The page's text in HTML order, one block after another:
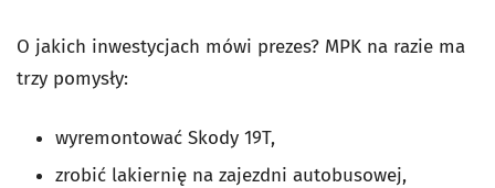
O jakich inwestycjach mówi prezes? MPK na razie ma
trzy pomysły:
wyremontować Skody 19T,
zrobić lakiernię na zajezdni autobusowej,